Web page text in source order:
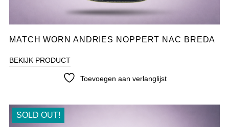
MATCH WORN ANDRIES NOPPERT NAC BREDA
BEKIJK PRODUCT
Toevoegen aan verlanglijst
SOLD OUT!